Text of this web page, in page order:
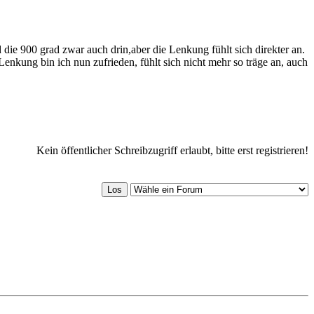
900 grad zwar auch drin,aber die Lenkung fühlt sich direkter an.
bin ich nun zufrieden, fühlt sich nicht mehr so träge an, auch
Kein öffentlicher Schreibzugriff erlaubt, bitte erst registrieren!